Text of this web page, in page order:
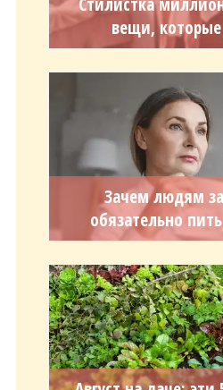
вещи,
Зачем людям
обязательно